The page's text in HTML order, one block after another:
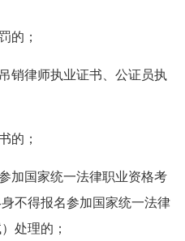
的；
销律师执业证书、公证员执
的；
加国家统一法律职业资格考
不得报名参加国家统一法律
处理的；